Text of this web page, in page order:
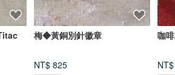
梅◆黃銅別針徽章
NT$ 825
咖